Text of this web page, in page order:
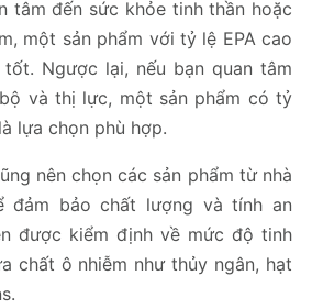
tâm đến sức khỏe tinh thần hoặc
một sản phẩm với tỷ lệ EPA cao
Ngược lại, nếu bạn quan tâm
và thị lực, một sản phẩm có tỷ
lựa chọn phù hợp.
nên chọn các sản phẩm từ nhà
đảm bảo chất lượng và tính an
được kiểm định về mức độ tinh
chất ô nhiễm như thủy ngân, hạt